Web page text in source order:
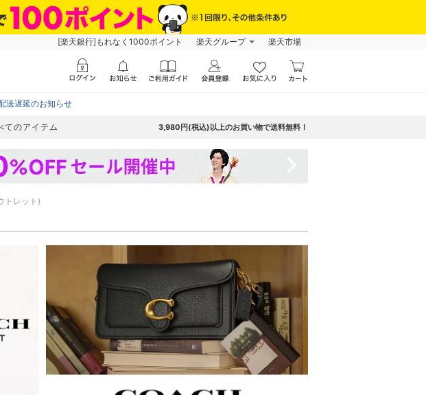
[楽天銀行]もれなく1000ポイント 楽天グループ 楽天市場
送遅延のお知らせ
てのアイテム 3,980円(税込)以上のお買い物で送料無料！
トレット)